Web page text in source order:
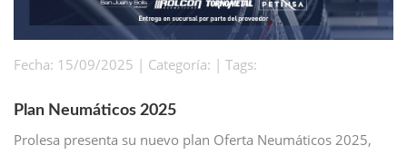
Fecha: 15/09/2025 | Categoría: | Tags:
Plan Neumáticos 2025
Prolesa presenta su nuevo plan Oferta Neumáticos 2025,